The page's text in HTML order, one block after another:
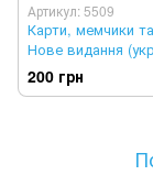
Артикул: 5509
Карти, мемчики
Нове видання
200 грн